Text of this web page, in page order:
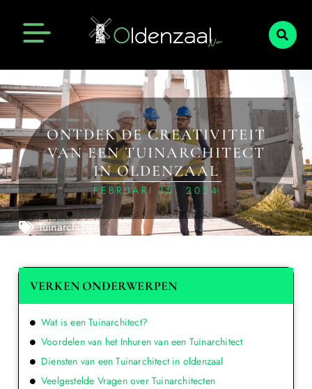
ONTDEK DE CREATIVITEIT
VAN EEN TUINARCHITECT
IN OLDENZAAL
FEBRUARI 15, 2024
Tuinarchitect
VERKEN ONDERWERPEN
Wat is een Tuinarchitect?
Voordelen van het Inhuren van een Tuinarchitect
Diensten van een Tuinarchitect in oldenzaal
Veelgestelde Vragen over Tuinarchitecten